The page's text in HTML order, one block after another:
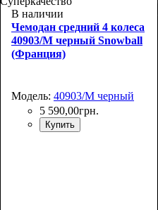
В наличии
Чемодан средний 4 колеса
40903/M черный Snowball
(Франция)
Модель: 40903/M черный
5 590,00грн.
Купить